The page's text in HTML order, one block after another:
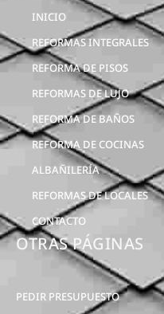
INICIO
REFORMAS INTEGRALES
REFORMA DE PISOS
REFORMAS DE LUJO
REFORMA DE BAÑOS
REFORMA DE COCINAS
ALBAÑILERÍA
REFORMAS DE LOCALES
CONTACTO
OTRAS PÁGINAS
PEDIR PRESUPUESTO